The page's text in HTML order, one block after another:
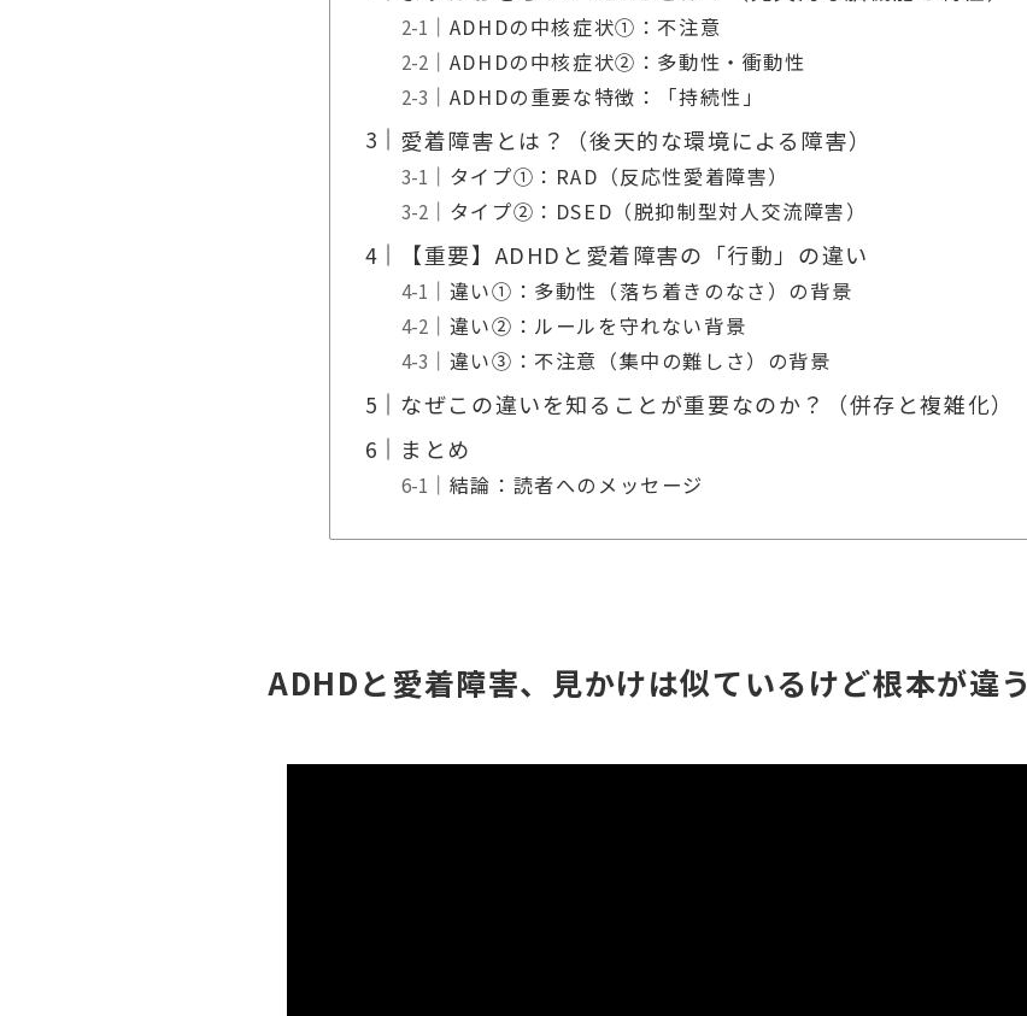
ADHDの中核症状①：不注意
ADHDの中核症状②：多動性・衝動性
ADHDの重要な特徴：「持続性」
愛着障害とは？（後天的な環境による障害）
タイプ①：RAD（反応性愛着障害）
タイプ②：DSED（脱抑制型対人交流障害）
【重要】ADHDと愛着障害の「行動」の違い
違い①：多動性（落ち着きのなさ）の背景
違い②：ルールを守れない背景
違い③：不注意（集中の難しさ）の背景
なぜこの違いを知ることが重要なのか？（併存と複雑化）
まとめ
結論：読者へのメッセージ
ADHDと愛着障害、見かけは似ているけど根本が違う